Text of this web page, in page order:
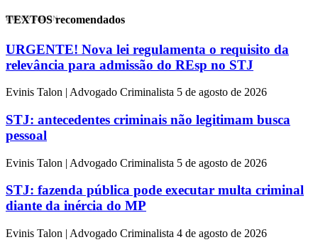
EVINIS TALON
TEXTOS recomendados
URGENTE! Nova lei regulamenta o requisito da
relevância para admissão do REsp no STJ
Evinis Talon | Advogado Criminalista 5 de agosto de 2026
STJ: antecedentes criminais não legitimam busca
pessoal
Evinis Talon | Advogado Criminalista 5 de agosto de 2026
STJ: fazenda pública pode executar multa criminal
diante da inércia do MP
Evinis Talon | Advogado Criminalista 4 de agosto de 2026